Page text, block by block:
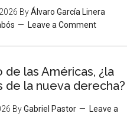
ByÁlvaro García Linera
Leave a Comment
de las Américas, ¿la
de la nueva derecha?
ByGabriel Pastor
Leave a